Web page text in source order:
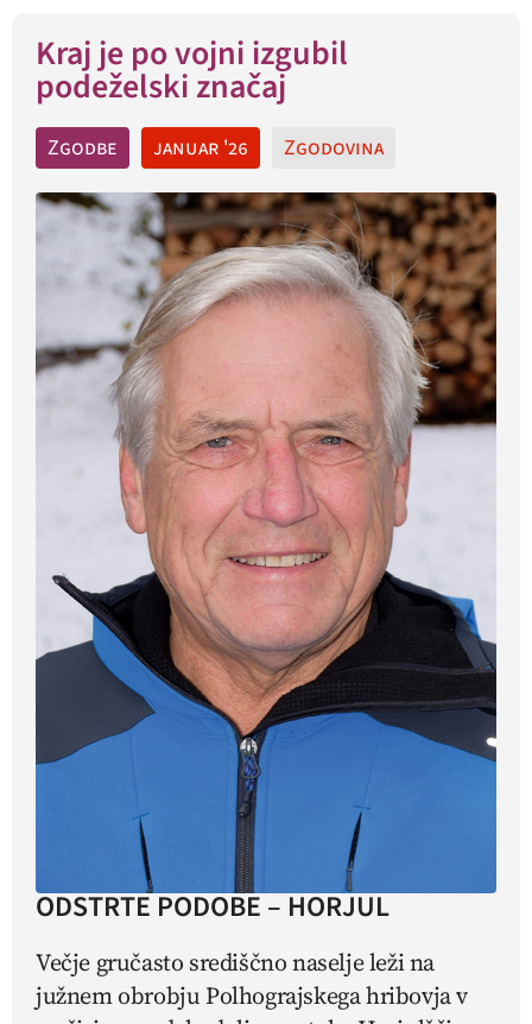
Kraj je po vojni izgubil
podeželski značaj
Zgodbe januar '26 Zgodovina
ODSTRTE PODOBE – HORJUL
Večje gručasto središčno naselje leži na
južnem obrobju Polhograjskega hribovja v